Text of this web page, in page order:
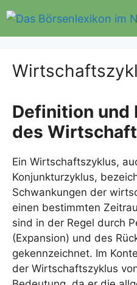
Inhalt
springen
Definition und
des
Ein Wirtschaftszyklus,
Konjunkturzyklus,
Schwankungen der
einen bestimmten
sind in der Regel durch
(Expansion) und des
gekennzeichnet. Im
der Wirtschaftszyklus